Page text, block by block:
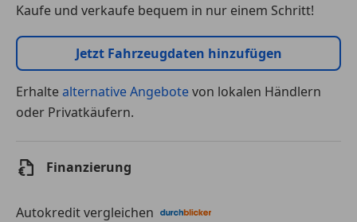
Kaufe und verkaufe bequem in nur einem Schritt!
Jetzt Fahrzeugdaten hinzufügen
Erhaltealternative Angebotevon lokalen Händlern
oder Privatkäufern.
Finanzierung
Autokredit vergleichen